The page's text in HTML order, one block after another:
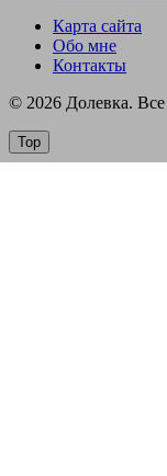
Карта сайта
Обо мне
Контакты
© 2026 Долевка.
Top